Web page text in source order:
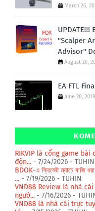
March 26,
UPDATE!!!
"Scalper
Advisor"
August 20,
EA FTL
June 20, 2019
RIKVIP là cổng game
độn... - 7/24/2026 - TUHIN
BDOK-এ ক্রিকেট ম্যাচে বাজি
... - 7/19/2026 - TUHIN
VND88 Review là nhà
ngườ... - 7/16/2026 -
VND88 là nhà cái trực